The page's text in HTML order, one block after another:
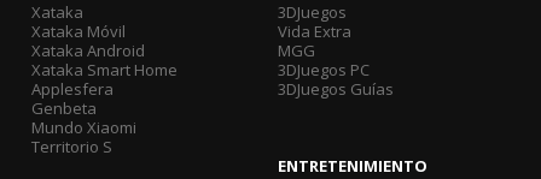
Xataka
Xataka Móvil
Xataka Android
Xataka Smart Home
Applesfera
Genbeta
Mundo Xiaomi
Territorio S
3DJuegos
Vida Extra
MGG
3DJuegos PC
3DJuegos Guías
ENTRETENIMIENTO